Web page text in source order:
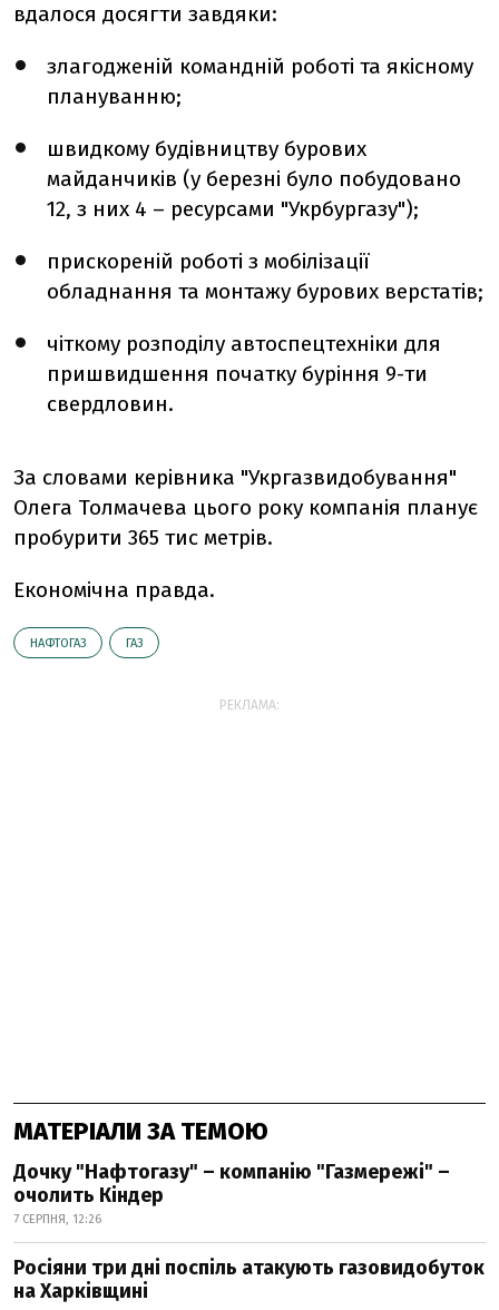
вдалося досягти завдяки:
злагодженій командній роботі та якісному
плануванню;
швидкому будівництву бурових
майданчиків (у березні було побудовано
12, з них 4 – ресурсами "Укрбургазу");
прискореній роботі з мобілізації
обладнання та монтажу бурових верстатів;
чіткому розподілу автоспецтехніки для
пришвидшення початку буріння 9-ти
свердловин.
За словами керівника "Укргазвидобування"
Олега Толмачева цього року компанія планує
пробурити 365 тис метрів.
Економічна правда.
НАФТОГАЗ ГАЗ
РЕКЛАМА:
МАТЕРІАЛИ ЗА ТЕМОЮ
Дочку "Нафтогазу" – компанію "Газмережі" –
очолить Кіндер
7 СЕРПНЯ, 12:26
Росіяни три дні поспіль атакують газовидобуток
на Харківщині